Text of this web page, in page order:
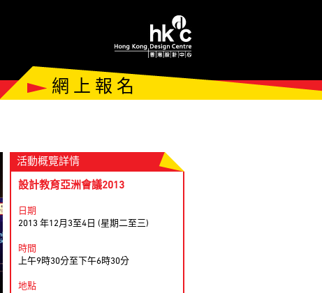
網 上 報 名
活動概覽詳情
設計教育亞洲會議2013
日期
2013 年12月3至4日 (星期二至三)
時間
上午9時30分至下午6時30分
地點